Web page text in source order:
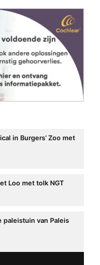
in Burgers’ Zoo met
Loo met tolk NGT
paleistuin van Paleis